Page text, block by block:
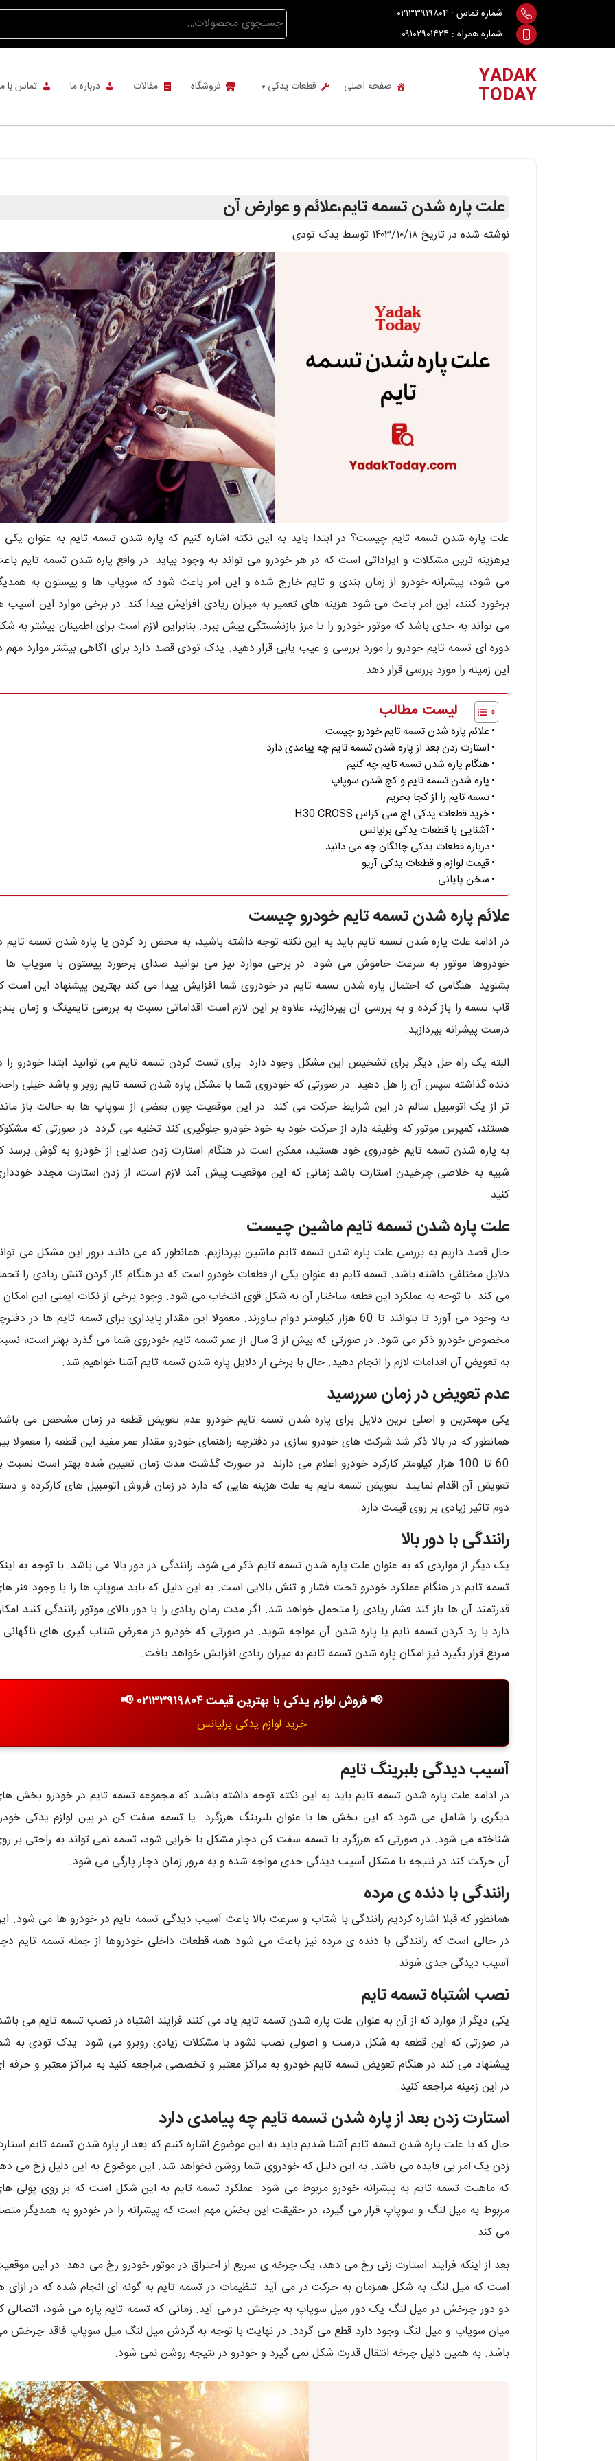
content
شماره تماس : ۰۲۱۳۳۹۱۹۸۰۴
شماره همراه : ۰۹۱۰۲۹۰۱۴۲۴
جستجو
برای:
YADAK
TODAY صفحه اصلی قطعات یدکی فروشگاه مقالات درباره ما تماس با
علت پاره شدن تسمه تایم،علائم و عوارض آن
نوشته شده در تاریخ ۱۴۰۳/۱۰/۱۸ توسط یدک تودی
علت پاره شدن تسمه تایم چیست؟ در ابتدا باید به این نکته اشاره کنیم که پاره شدن تسمه تایم به عنوان یکی
پرهزینه ترین مشکلات و ایراداتی است که در هر خودرو می تواند به وجود بیاید. در واقع پاره شدن تسمه تایم
می شود، پیشرانه خودرو از زمان بندی و تایم خارج شده و این امر باعث شود که سوپاپ ها و پیستون به
برخورد کنند، این امر باعث می شود هزینه های تعمیر به میزان زیادی افزایش پیدا کند. در برخی موارد این آسیب
می تواند به حدی باشد که موتور خودرو را تا مرز بازنشستگی پیش ببرد. بنابراین لازم است برای اطمینان بیشتر به
دوره ای تسمه تایم خودرو را مورد بررسی و عیب یابی قرار دهید. یدک تودی قصد دارد برای آگاهی بیشتر موارد مهم
این زمینه را مورد بررسی قرار دهد.
لیست مطالب
علائم پاره شدن تسمه تایم خودرو چیست
استارت زدن بعد از پاره شدن تسمه تایم چه پیامدی دارد
هنگام پاره شدن تسمه تایم چه کنیم
پاره شدن تسمه تایم و کج شدن سوپاپ
تسمه تایم را از کجا بخریم
خرید قطعات یدکی اچ سی کراس H30 CROSS
آشنایی با قطعات یدکی برلیانس
درباره قطعات یدکی چانگان چه می دانید
قیمت لوازم و قطعات یدکی ​آریو
سخن پایانی
علائم پاره شدن تسمه تایم خودرو چیست
در ادامه علت پاره شدن تسمه تایم باید به این نکته توجه داشته باشید، به محض رد کردن یا پاره شدن تسمه تایم
خودروها موتور به سرعت خاموش می شود. در برخی موارد نیز می توانید صدای برخورد پیستون با سوپاپ ها
بشنوید. هنگامی که احتمال پاره شدن تسمه تایم در خودروی شما افزایش پیدا می کند بهترین پیشنهاد این است
قاب تسمه را باز کرده و به بررسی آن بپردازید، علاوه بر این لازم است اقداماتی نسبت به بررسی تایمینگ و زمان
درست پیشرانه بپردازید.
البته یک راه حل دیگر برای تشخیص این مشکل وجود دارد. برای تست کردن تسمه تایم می توانید ابتدا خودرو را
دنده گذاشته سپس آن را هل دهید. در صورتی که خودروی شما با مشکل پاره شدن تسمه تایم روبر و باشد خیلی
تر از یک اتومبیل سالم در این شرایط حرکت می کند. در این موقعیت چون بعضی از سوپاپ ها به حالت باز
هستند، کمپرس موتور که وظیفه دارد از حرکت خود به خود خودرو جلوگیری کند تخلیه می گردد. در صورتی که
به پاره شدن تسمه تایم خودروی خود هستید، ممکن است در هنگام استارت زدن صدایی از خودرو به گوش برسد
شبیه به خلاصی چرخیدن استارت باشد.زمانی که این موقعیت پیش آمد لازم است، از زدن استارت مجدد
کنید.
علت پاره شدن تسمه تایم ماشین چیست
حال قصد داریم به بررسی علت پاره شدن تسمه تایم ماشین بپردازیم. همانطور که می دانید بروز این مشکل می
دلایل مختلفی داشته باشد. تسمه تایم به عنوان یکی از قطعات خودرو است که در هنگام کار کردن تنش زیادی را
می کند. با توجه به عملکرد این قطعه ساختار آن به شکل قوی انتخاب می شود. وجود برخی از نکات ایمنی این امکان
به وجود می آورد تا بتوانند تا 60 هزار کیلومتر دوام بیاورند. معمولا این مقدار پایداری برای تسمه تایم ها در
مخصوص خودرو ذکر می شود. در صورتی که بیش از 3 سال از عمر تسمه تایم خودروی شما می گذرد بهتر است،
به تعویض آن اقدامات لازم را انجام دهید. حال با برخی از دلایل پاره شدن تسمه تایم آشنا خواهیم شد.
عدم تعویض در زمان سررسید
یکی مهمترین و اصلی ترین دلایل برای پاره شدن تسمه تایم خودرو عدم تعویض قطعه در زمان مشخص می
همانطور که در بالا ذکر شد شرکت های خودرو سازی در دفترچه راهنمای خودرو مقدار عمر مفید این قطعه را معمولا
60 تا 100 هزار کیلومتر کارکرد خودرو اعلام می دارند. در صورت گذشت مدت زمان تعیین شده بهتر است نسبت
تعویض آن اقدام نمایید. تعویض تسمه تایم به علت هزینه هایی که دارد در زمان فروش اتومبیل های کارکرده و
دوم تاثیر زیادی بر روی قیمت دارد.
رانندگی با دور بالا
یک دیگر از مواردی که به عنوان علت پاره شدن تسمه تایم ذکر می شود، رانندگی در دور بالا می باشد. با توجه به
تسمه تایم در هنگام عملکرد خودرو تحت فشار و تنش بالایی است. به این دلیل که باید سوپاپ ها را با وجود فنر
قدرتمند آن ها باز کند فشار زیادی را متحمل خواهد شد. اگر مدت زمان زیادی را با دور بالای موتور رانندگی کنید
دارد با رد کردن تسمه نایم یا پاره شدن آن مواجه شوید. در صورتی که خودرو در معرض شتاب گیری های
سریع قرار بگیرد نیز امکان پاره شدن تسمه تایم به میزان زیادی افزایش خواهد یافت.
📢 فروش لوازم یدکی با بهترین قیمت ۰۲۱۳۳۹۱۹۸۰۴ 📢
خرید لوازم یدکی برلیانس
آسیب دیدگی بلبرینگ تایم
در ادامه علت پاره شدن تسمه تایم باید به این نکته توجه داشته باشید که مجموعه تسمه تایم در خودرو بخش
دیگری را شامل می شود که این بخش ها با عنوان بلبرینگ هرزگرد یا تسمه سفت کن در بین لوازم یدکی
شناخته می شود. در صورتی که هرزگرد یا تسمه سفت کن دچار مشکل یا خرابی شود، تسمه نمی تواند به راحتی بر
آن حرکت کند در نتیجه با مشکل آسیب دیدگی جدی مواجه شده و به مرور زمان دچار پارگی می شود.
رانندگی با دنده ی مرده
همانطور که قبلا اشاره کردیم رانندگی با شتاب و سرعت بالا باعث آسیب دیدگی تسمه تایم در خودرو ها می شود.
در حالی است که رانندگی با دنده ی مرده نیز باعث می شود همه قطعات داخلی خودروها از جمله تسمه تایم
آسیب دیدگی جدی شوند.
نصب اشتباه تسمه تایم
یکی دیگر از موارد که از آن به عنوان علت پاره شدن تسمه تایم یاد می کنند فرایند اشتباه در نصب تسمه تایم می
در صورتی که این قطعه به شکل درست و اصولی نصب نشود با مشکلات زیادی روبرو می شود. یدک تودی به
پیشنهاد می کند در هنگام تعویض تسمه تایم خودرو به مراکز معتبر و تخصصی مراجعه کنید به مراکز معتبر و حرفه
در این زمینه مراجعه کنید.
استارت زدن بعد از پاره شدن تسمه تایم چه پیامدی دارد
حال که با علت پاره شدن تسمه تایم آشنا شدیم باید به این موضوع اشاره کنیم که بعد از پاره شدن تسمه تایم
زدن یک امر بی فایده می باشد. به این دلیل که خودروی شما روشن نخواهد شد. این موضوع به این دلیل زخ می
که ماهیت تسمه تایم به پیشرانه خودرو مربوط می شود. عملکرد تسمه تایم به این شکل است که بر روی پولی
مربوط به میل لنگ و سوپاپ قرار می گیرد، در حقیقت این بخش مهم است که پیشرانه را در خودرو به همدیگر
می کند.
بعد از اینکه فرایند استارت زنی رخ می دهد، یک چرخه ی سریع از احتراق در موتور خودرو رخ می دهد. در این
است که میل لنگ به شکل همزمان به حرکت در می آید. تنظیمات در تسمه تایم به گونه ای انجام شده که در ازای
دو دور چرخش در میل لنگ یک دور میل سوپاپ به چرخش در می آید. زمانی که تسمه تایم پاره می شود، اتصالی
میان سوپاپ و میل لنگ وجود دارد قطع می گردد. در نهایت با توجه به گردش میل لنگ میل سوپاپ فاقد چرخش
باشد. به همین دلیل چرخه انتقال قدرت شکل نمی گیرد و خودرو در نتیجه روشن نمی شود.